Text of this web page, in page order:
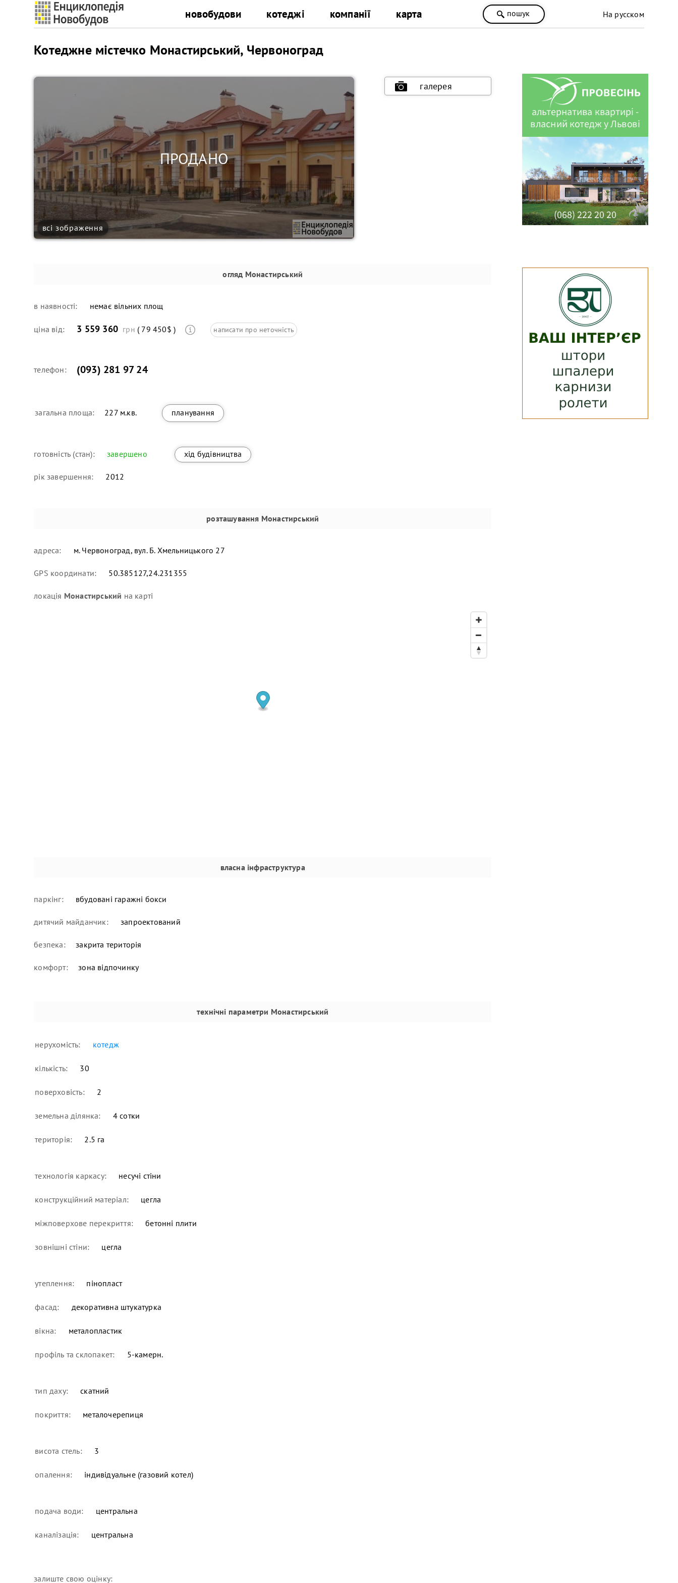
новобудови котеджі компанії карта пошук На русском
Котеджне містечко Монастирський, Червоноград
всі зображення
галерея
огляд Монастирський
в наявності: немає вільних площ
ціна від: 3 559 360 грн ( 79 450$ ) написати про неточність
телефон: (093) 281 97 24
загальна площа: 227 м.кв. планування
готовність (стан): завершено хід будівництва
рік завершення: 2012
розташування Монастирський
адреса: м. Червоноград, вул. Б. Хмельницького 27
GPS координати: 50.385127,24.231355
локація Монастирський на карті
власна інфраструктура
паркінг: вбудовані гаражні бокси
дитячий майданчик: запроектований
безпека: закрита територія
комфорт: зона відпочинку
технічні параметри Монастирський
нерухомість: котедж
кількість: 30
поверховість: 2
земельна ділянка: 4 сотки
територія: 2.5 га
технологія каркасу: несучі стіни
конструкційний матеріал: цегла
міжповерхове перекриття: бетонні плити
зовнішні стіни: цегла
утеплення: пінопласт
фасад: декоративна штукатурка
вікна: металопластик
профіль та склопакет: 5-камерн.
тип даху: скатний
покриття: металочерепиця
висота стель: 3
опалення: індивідуальне (газовий котел)
подача води: центральна
каналізація: центральна
залиште свою оцінку: